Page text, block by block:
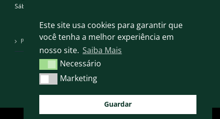
Este site usa cookies para garantir que
você tenha a melhor experiência em
nosso site. Saiba Mais
Necessário
Necessário
MarketingMarketing
Guardar
Sábado e Domingo: Encerrado
Política de privacidade